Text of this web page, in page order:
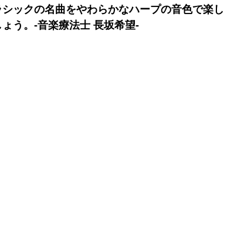
ックの名曲をやわらかなハープの音色で楽し
う。-音楽療法士 長坂希望-